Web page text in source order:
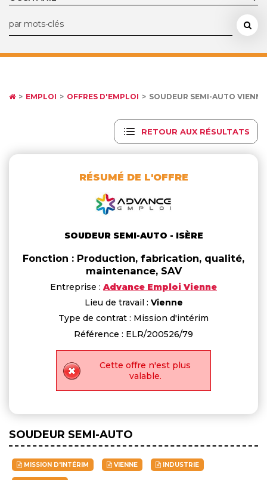
EMPLOI OFFRES D'EMPLOI SOUDEUR SEMI-AUTO VIENNE
RETOUR AUX RÉSULTATS
RÉSUMÉ DE L'OFFRE
SOUDEUR SEMI-AUTO - ISÈRE
Fonction : Production, fabrication, qualité,
maintenance, SAV
Entreprise : Advance Emploi Vienne
Lieu de travail : Vienne
Type de contrat : Mission d'intérim
Référence : ELR/200526/79
Cette offre n'est plus
valable.
SOUDEUR SEMI-AUTO
MISSION D'INTÉRIM VIENNE INDUSTRIE